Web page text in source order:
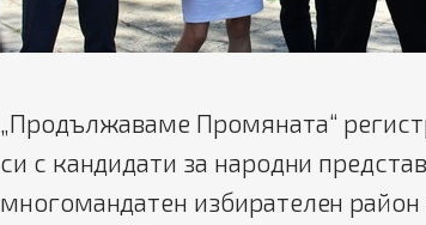
„Продължаваме Промяната“
си с кандидати за народни
многомандатен избирателен район